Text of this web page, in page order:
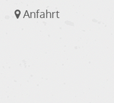
Anfahrt